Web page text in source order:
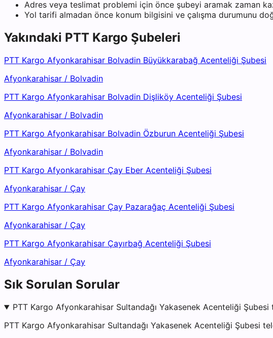
Adres veya teslimat problemi için önce şubeyi aramak zaman
Yol tarifi almadan önce konum bilgisini ve çalışma durumunu
Yakındaki PTT Kargo Şubeleri
PTT Kargo Afyonkarahisar Bolvadin Büyükkarabağ Acenteliği Şubesi
Afyonkarahisar / Bolvadin
PTT Kargo Afyonkarahisar Bolvadin Dişliköy Acenteliği Şubesi
Afyonkarahisar / Bolvadin
PTT Kargo Afyonkarahisar Bolvadin Özburun Acenteliği Şubesi
Afyonkarahisar / Bolvadin
PTT Kargo Afyonkarahisar Çay Eber Acenteliği Şubesi
Afyonkarahisar / Çay
PTT Kargo Afyonkarahisar Çay Pazarağaç Acenteliği Şubesi
Afyonkarahisar / Çay
PTT Kargo Afyonkarahisar Çayırbağ Acenteliği Şubesi
Afyonkarahisar / Çay
Sık Sorulan Sorular
PTT Kargo Afyonkarahisar Sultandağı Yakasenek Acenteliği
PTT Kargo Afyonkarahisar Sultandağı Yakasenek Acenteliği Şubesi